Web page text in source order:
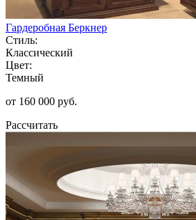
Гардеробная Беркнер
Стиль:
Классический
Цвет:
Темный
от 160 000 руб.
Рассчитать